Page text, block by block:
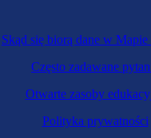
Skąd się biorą dane w
Często zadawane
Otwarte zasoby
Polityka prywatności